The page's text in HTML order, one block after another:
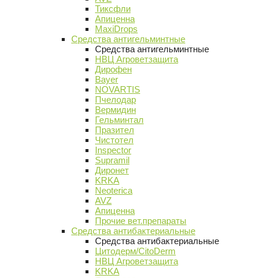
Тиксфли
Апиценна
MaxiDrops
Средства антигельминтные
Средства антигельминтные
НВЦ Агроветзащита
Дирофен
Bayer
NOVARTIS
Пчелодар
Вермидин
Гельминтал
Празител
Чистотел
Inspector
Supramil
Диронет
KRKA
Neoterica
AVZ
Апиценна
Прочие вет.препараты
Средства антибактериальные
Средства антибактериальные
Цитодерм/CitoDerm
НВЦ Агроветзащита
KRKA